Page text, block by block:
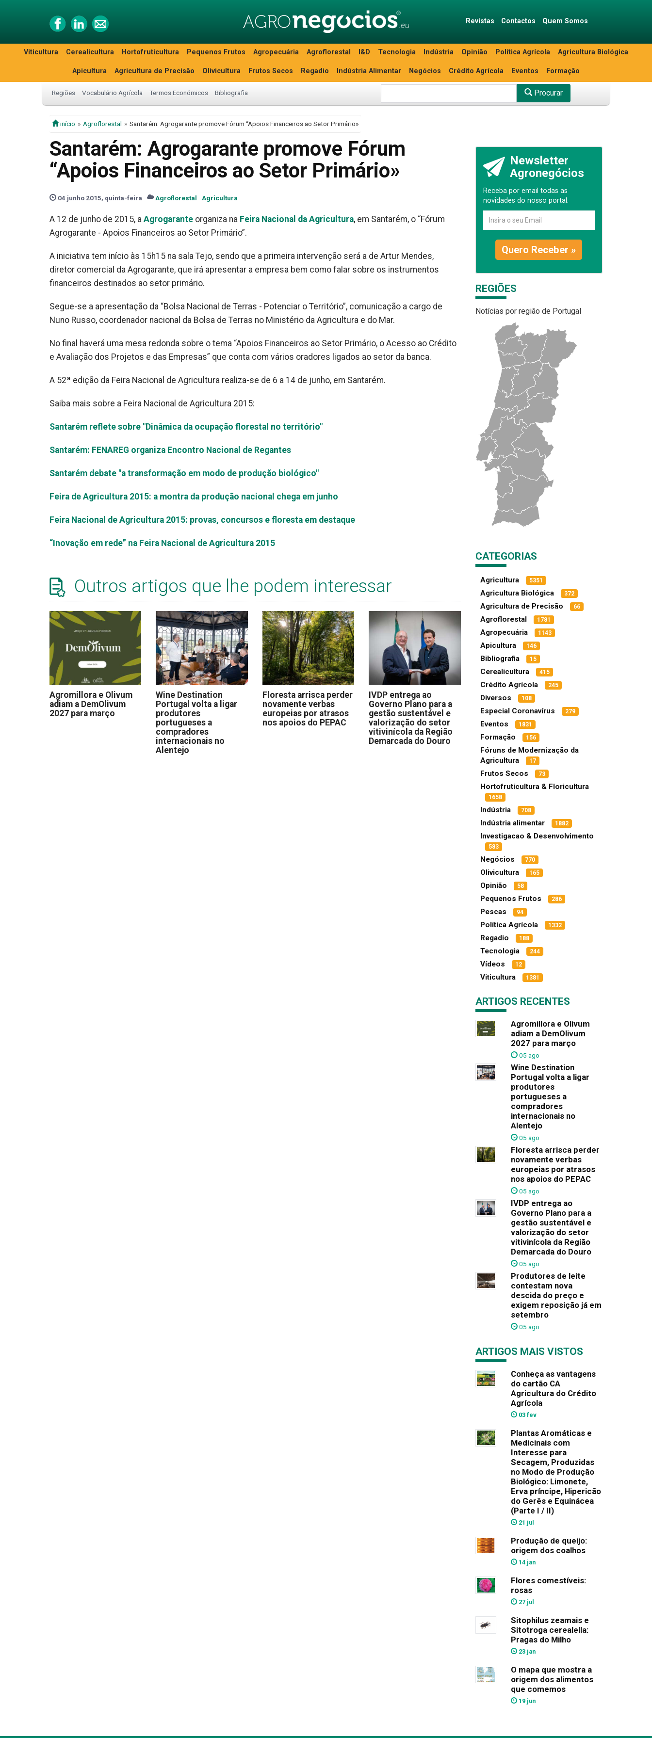
Revistas Contactos Quem Somos
Viticultura Cerealicultura Hortofruticultura Pequenos Frutos Agropecuária Agroflorestal I&D Tecnologia Indústria Opinião Política Agrícola Agricultura Biológica
Apicultura Agricultura de Precisão Olivicultura Frutos Secos Regadio Indústria Alimentar Negócios Crédito Agrícola Eventos Formação
Regiões Vocabulário Agrícola Termos Económicos Bibliografia Procurar
início Agroflorestal Santarém: Agrogarante promove Fórum “Apoios Financeiros ao Setor Primário»
Santarém: Agrogarante promove Fórum
“Apoios Financeiros ao Setor Primário»
04 junho 2015, quinta-feira Agroflorestal Agricultura
A 12 de junho de 2015, a Agrogarante organiza na Feira Nacional da Agricultura, em Santarém, o “Fórum
Agrogarante - Apoios Financeiros ao Setor Primário”.
A iniciativa tem início às 15h15 na sala Tejo, sendo que a primeira intervenção será a de Artur Mendes,
diretor comercial da Agrogarante, que irá apresentar a empresa bem como falar sobre os instrumentos
financeiros destinados ao setor primário.
Segue-se a apresentação da “Bolsa Nacional de Terras - Potenciar o Território”, comunicação a cargo de
Nuno Russo, coordenador nacional da Bolsa de Terras no Ministério da Agricultura e do Mar.
No final haverá uma mesa redonda sobre o tema “Apoios Financeiros ao Setor Primário, o Acesso ao Crédito
e Avaliação dos Projetos e das Empresas” que conta com vários oradores ligados ao setor da banca.
A 52ª edição da Feira Nacional de Agricultura realiza-se de 6 a 14 de junho, em Santarém.
Saiba mais sobre a Feira Nacional de Agricultura 2015:
Santarém reflete sobre "Dinâmica da ocupação florestal no território"
Santarém: FENAREG organiza Encontro Nacional de Regantes
Santarém debate "a transformação em modo de produção biológico"
Feira de Agricultura 2015: a montra da produção nacional chega em junho
Feira Nacional de Agricultura 2015: provas, concursos e floresta em destaque
“Inovação em rede” na Feira Nacional de Agricultura 2015
Outros artigos que lhe podem interessar
Agromillora e Olivum
adiam a DemOlivum
2027 para março
Wine Destination
Portugal volta a ligar
produtores
portugueses a
compradores
internacionais no
Alentejo
Floresta arrisca perder
novamente verbas
europeias por atrasos
nos apoios do PEPAC
IVDP entrega ao
Governo Plano para a
gestão sustentável e
valorização do setor
vitivinícola da Região
Demarcada do Douro
Newsletter
Agronegócios
Receba por email todas as
novidades do nosso portal.
Quero Receber »
REGIÕES
Notícias por região de Portugal
CATEGORIAS
Agricultura 5351
Agricultura Biológica 372
Agricultura de Precisão 66
Agroflorestal 1781
Agropecuária 1143
Apicultura 146
Bibliografia 15
Cerealicultura 415
Crédito Agrícola 245
Diversos 108
Especial Coronavírus 279
Eventos 1831
Formação 156
Fóruns de Modernização da
Agricultura
17
Frutos Secos 73
Hortofruticultura & Floricultura
1658
Indústria 708
Indústria alimentar 1882
Investigacao & Desenvolvimento
583
Negócios 770
Olivicultura 165
Opinião 58
Pequenos Frutos 286
Pescas 94
Política Agrícola 1332
Regadio 188
Tecnologia 244
Vídeos 12
Viticultura 1381
ARTIGOS RECENTES
Agromillora e Olivum
adiam a DemOlivum
2027 para março
05 ago
Wine Destination
Portugal volta a ligar
produtores
portugueses a
compradores
internacionais no
Alentejo
05 ago
Floresta arrisca perder
novamente verbas
europeias por atrasos
nos apoios do PEPAC
05 ago
IVDP entrega ao
Governo Plano para a
gestão sustentável e
valorização do setor
vitivinícola da Região
Demarcada do Douro
05 ago
Produtores de leite
contestam nova
descida do preço e
exigem reposição já em
setembro
05 ago
ARTIGOS MAIS VISTOS
Conheça as vantagens
do cartão CA
Agricultura do Crédito
Agrícola
03 fev
Plantas Aromáticas e
Medicinais com
Interesse para
Secagem, Produzidas
no Modo de Produção
Biológico: Limonete,
Erva príncipe, Hipericão
do Gerês e Equinácea
(Parte I / II)
21 jul
Produção de queijo:
origem dos coalhos
14 jan
Flores comestíveis:
rosas
27 jul
Sitophilus zeamais e
Sitotroga cerealella:
Pragas do Milho
23 jan
O mapa que mostra a
origem dos alimentos
que comemos
19 jun